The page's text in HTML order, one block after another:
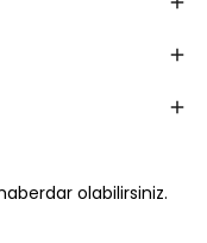
olabilirsiniz.